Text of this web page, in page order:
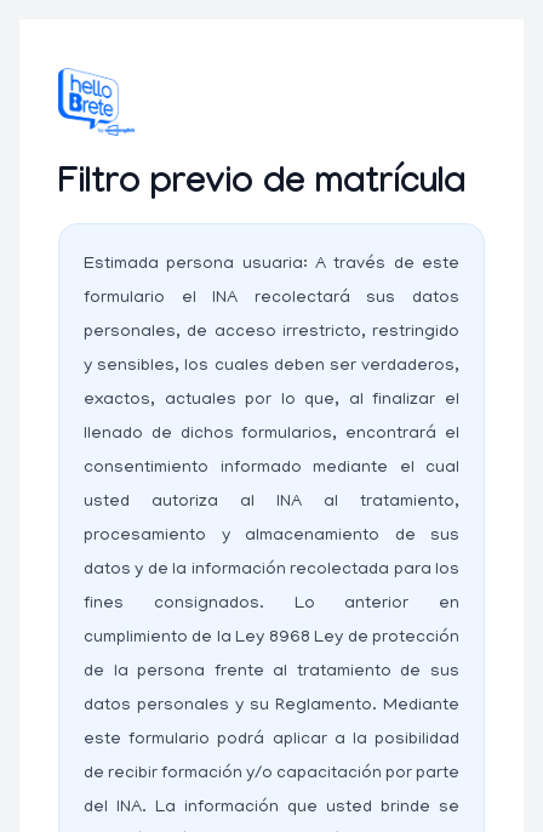
Filtro previo de matrícula
Estimada persona usuaria: A través de este
formulario el INA recolectará sus datos
personales, de acceso irrestricto, restringido
y sensibles, los cuales deben ser verdaderos,
exactos, actuales por lo que, al finalizar el
llenado de dichos formularios, encontrará el
consentimiento informado mediante el cual
usted autoriza al INA al tratamiento,
procesamiento y almacenamiento de sus
datos y de la información recolectada para los
fines consignados. Lo anterior en
cumplimiento de la Ley 8968 Ley de protección
de la persona frente al tratamiento de sus
datos personales y su Reglamento. Mediante
este formulario podrá aplicar a la posibilidad
de recibir formación y/o capacitación por parte
del INA. La información que usted brinde se